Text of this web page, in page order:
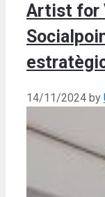
Artist for
14/11/2024 by